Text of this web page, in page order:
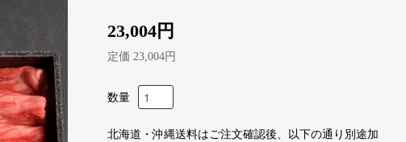
23,004円
定価 23,004円
数量
北海道・沖縄送料はご注文確認後、以下の通り別途加